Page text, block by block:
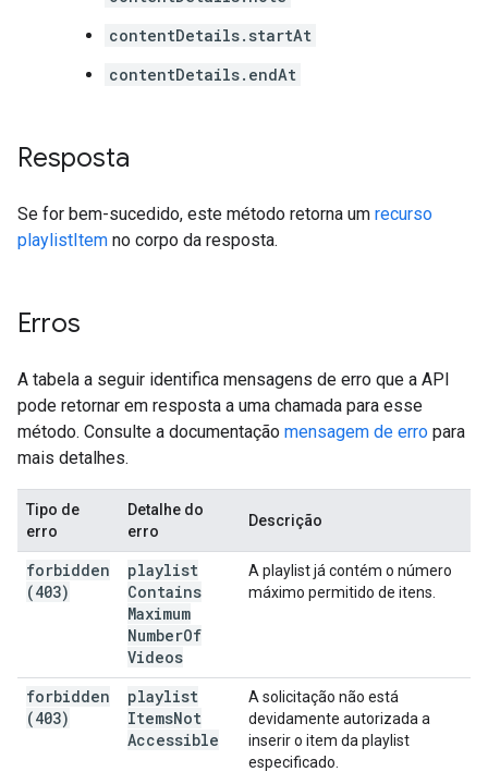
contentDetails.startAt
contentDetails.endAt
Resposta
Se for bem-sucedido, este método retorna um recurso
playlistItem no corpo da resposta.
Erros
A tabela a seguir identifica mensagens de erro que a API
pode retornar em resposta a uma chamada para esse
método. Consulte a documentação mensagem de erro para
mais detalhes.
Tipo de
erro
Detalhe do
erro
Descrição
forbidden
(403)
playlist
Contains
Maximum
NumberOf
Videos
A playlist já contém o número
máximo permitido de itens.
forbidden
(403)
playlist
ItemsNot
Accessible
A solicitação não está
devidamente autorizada a
inserir o item da playlist
especificado.